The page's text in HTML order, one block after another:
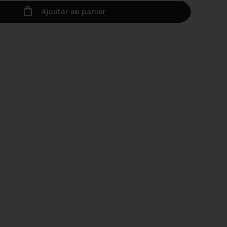
Ajouter au panier